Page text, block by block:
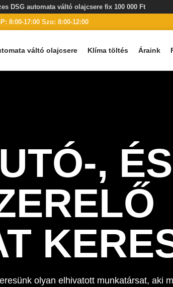
DSG automata váltó olajcsere fix 100 000 Ft
P: 8:00-17:00 Szo: 8:00-12:00
váltó olajcsere Klíma töltés Áraink
, ÉS
olyan elhivatott munkatársat, aki